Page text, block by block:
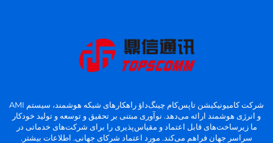
شرکت کامیونیکیشن تاپس‌کام چینگ‌داؤ راهکارهای شبکه هوشمند، سیستم AMI
و انرژی هوشمند ارائه می‌دهد. نوآوری مبتنی بر تحقیق و توسعه و تولید خودکار
ما زیرساخت‌های قابل اعتماد و مقیاس‌پذیری را برای شرکت‌های خدماتی در
سراسر جهان فراهم می‌کند. مورد اعتماد شرکای جهانی. اطلاعات بیشتر.